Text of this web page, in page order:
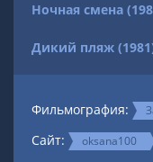
Ночная смена
Дикий пляж
Фильмография:
Сайт: oksana100